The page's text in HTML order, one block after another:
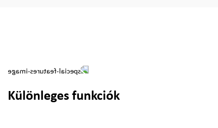
Különleges funkciók